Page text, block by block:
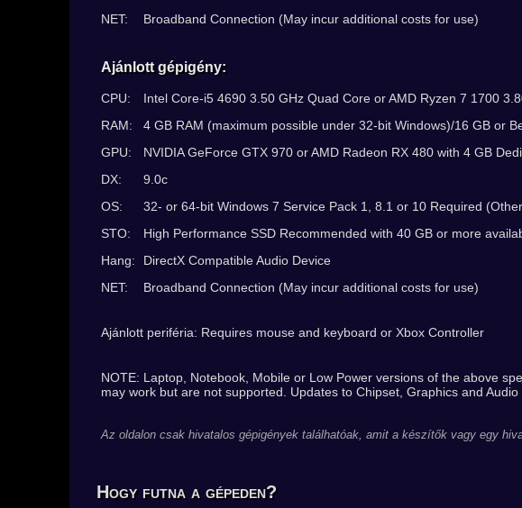
NET:
Broadband Connection (May incur additional costs for use)
Ajánlott gépigény:
CPU:
Intel Core-i5 4690 3.50 GHz Quad Core or AMD Ryzen 7 1700
RAM:
4 GB RAM (maximum possible under 32-bit Windows)/16 GB or
GPU:
NVIDIA GeForce GTX 970 or AMD Radeon RX 480 with 4 GB
DX:
9.0c
OS:
32- or 64-bit Windows 7 Service Pack 1, 8.1 or 10 Required
STO:
High Performance SSD Recommended with 40 GB or more
Hang:
DirectX Compatible Audio Device
NET:
Broadband Connection (May incur additional costs for use)
Ajánlott periféria: Requires mouse and keyboard or Xbox Controller
NOTE: Laptop, Notebook, Mobile or Low Power versions of the above
may work but are not supported. Updates to Chipset, Graphics and
Az oldalon csak hivatalos gépigények találhatóak, amit a készítők vagy egy
Hogy futna a gépeden?